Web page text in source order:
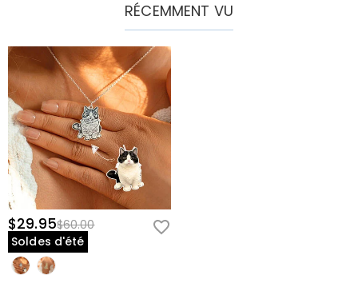
RÉCEMMENT VU
$29.95$60.00
Soldes d'été